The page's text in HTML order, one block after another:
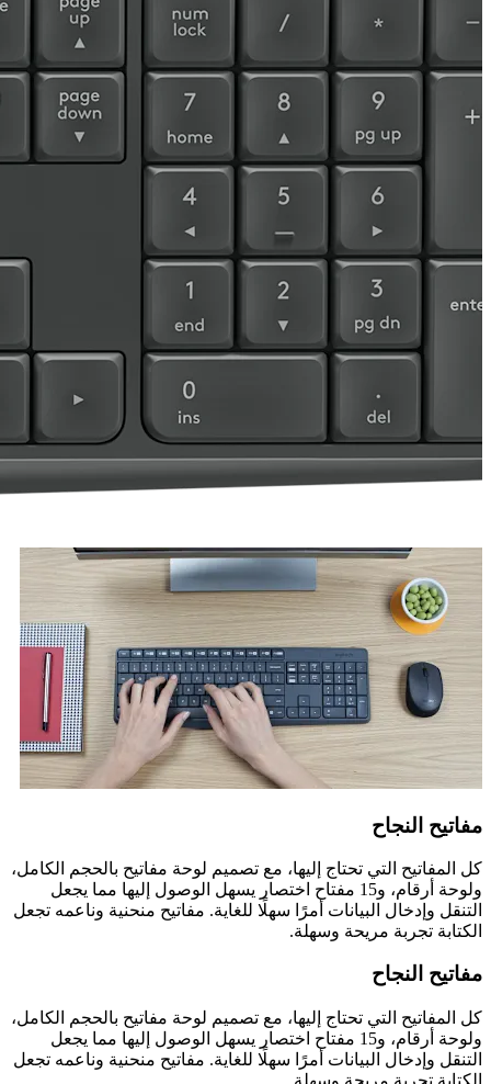
مفاتيح النجاح
كل المفاتيح التي تحتاج إليها، مع تصميم لوحة مفاتيح بالحجم الكامل،
ولوحة أرقام، و15 مفتاح اختصار يسهل الوصول إليها مما يجعل
التنقل وإدخال البيانات أمرًا سهلًا للغاية. مفاتيح منحنية وناعمه تجعل
الكتابة تجربة مريحة وسهلة.
مفاتيح النجاح
كل المفاتيح التي تحتاج إليها، مع تصميم لوحة مفاتيح بالحجم الكامل،
ولوحة أرقام، و15 مفتاح اختصار يسهل الوصول إليها مما يجعل
التنقل وإدخال البيانات أمرًا سهلًا للغاية. مفاتيح منحنية وناعمه تجعل
الكتابة تجربة مريحة وسهلة.